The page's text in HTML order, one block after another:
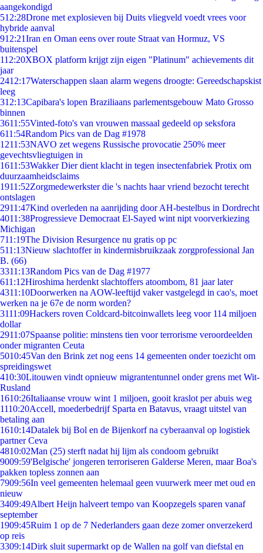
aangekondigd
512:28Drone met explosieven bij Duits vliegveld voedt vrees voor
hybride aanval
912:21Iran en Oman eens over route Straat van Hormuz, VS
buitenspel
112:20XBOX platform krijgt zijn eigen "Platinum" achievements dit
jaar
2412:17Waterschappen slaan alarm wegens droogte: Gereedschapskist
leeg
312:13Capibara's lopen Braziliaans parlementsgebouw Mato Grosso
binnen
3611:55Vinted-foto's van vrouwen massaal gedeeld op seksfora
611:54Random Pics van de Dag #1978
1211:53NAVO zet wegens Russische provocatie 250% meer
gevechtsvliegtuigen in
1611:53Wakker Dier dient klacht in tegen insectenfabriek Protix om
duurzaamheidsclaims
1911:52Zorgmedewerkster die 's nachts haar vriend bezocht terecht
ontslagen
2911:47Kind overleden na aanrijding door AH-bestelbus in Dordrecht
4011:38Progressieve Democraat El-Sayed wint nipt voorverkiezing
Michigan
711:19The Division Resurgence nu gratis op pc
511:13Nieuw slachtoffer in kindermisbruikzaak zorgprofessional Jan
B. (66)
3311:13Random Pics van de Dag #1977
611:12Hiroshima herdenkt slachtoffers atoombom, 81 jaar later
4311:10Doorwerken na AOW-leeftijd vaker vastgelegd in cao's, moet
werken na je 67e de norm worden?
3111:09Hackers roven Coldcard-bitcoinwallets leeg voor 114 miljoen
dollar
2911:07Spaanse politie: minstens tien voor terrorisme veroordeelden
onder migranten Ceuta
5010:45Van den Brink zet nog eens 14 gemeenten onder toezicht om
spreidingswet
410:30Litouwen vindt opnieuw migrantentunnel onder grens met Wit-
Rusland
1610:26Italiaanse vrouw wint 1 miljoen, gooit kraslot per abuis weg
1110:20Accell, moederbedrijf Sparta en Batavus, vraagt uitstel van
betaling aan
1610:14Datalek bij Bol en de Bijenkorf na cyberaanval op logistiek
partner Ceva
4810:02Man (25) sterft nadat hij lijm als condoom gebruikt
9009:59'Belgische' jongeren terroriseren Galderse Meren, maar Boa's
pakken topless zonnen aan
7909:56In veel gemeenten helemaal geen vuurwerk meer met oud en
nieuw
3409:49Albert Heijn halveert tempo van Koopzegels sparen vanaf
september
1909:45Ruim 1 op de 7 Nederlanders gaan deze zomer onverzekerd
op reis
3309:14Dirk sluit supermarkt op de Wallen na golf van diefstal en